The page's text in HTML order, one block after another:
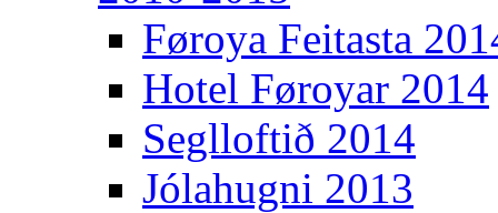
Føroya Feitasta
Hotel Føroyar 2014
Seglloftið 2014
Jólahugni 2013